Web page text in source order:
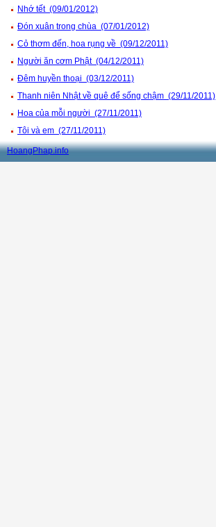
Nhớ tết (09/01/2012)
Đón xuân trong chùa (07/01/2012)
Cỏ thơm đến, hoa rụng về (09/12/2011)
Người ăn cơm Phật (04/12/2011)
Đêm huyền thoại (03/12/2011)
Thanh niên Nhật về quê để sống chậm (29/11/2011)
Hoa của mỗi người (27/11/2011)
Tôi và em (27/11/2011)
HoangPhap.info